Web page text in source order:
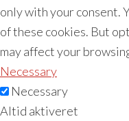
only with your consent.
of these cookies. But
may affect your
Necessary
Necessary
Altid aktiveret